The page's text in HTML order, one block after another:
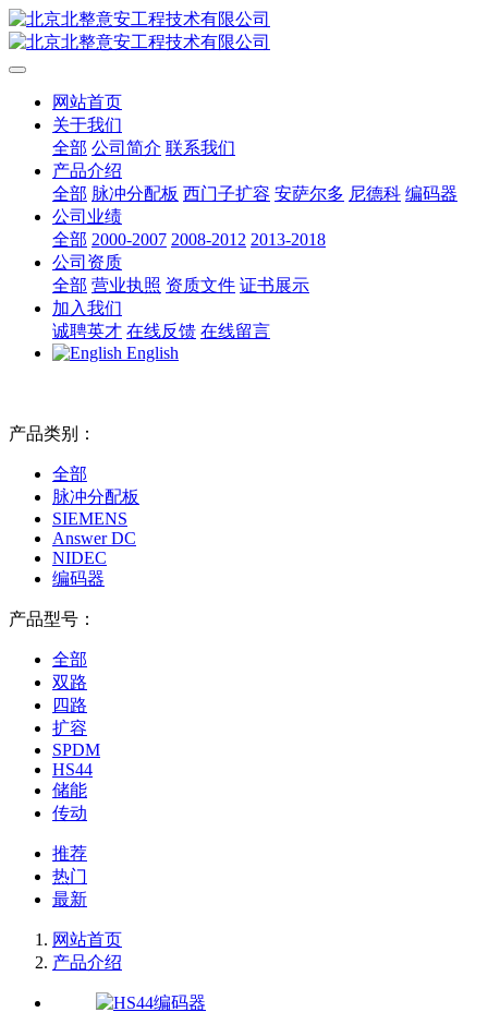
网站首页
关于我们
全部 公司简介 联系我们
产品介绍
全部 脉冲分配板 西门子扩容 安萨尔多 尼德科 编码器
公司业绩
全部 2000-2007 2008-2012 2013-2018
公司资质
全部 营业执照 资质文件 证书展示
加入我们
诚聘英才 在线反馈 在线留言
English
产品类别：
全部
脉冲分配板
SIEMENS
Answer DC
NIDEC
编码器
产品型号：
全部
双路
四路
扩容
SPDM
HS44
储能
传动
推荐
热门
最新
网站首页
产品介绍